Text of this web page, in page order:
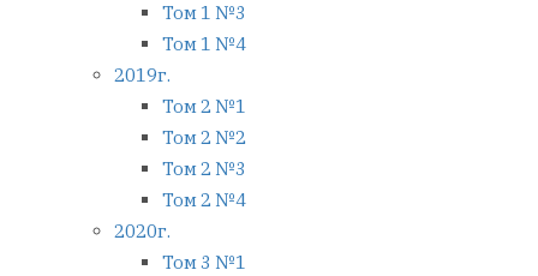
Том 1 №3
Том 1 №4
2019г.
Том 2 №1
Том 2 №2
Том 2 №3
Том 2 №4
2020г.
Том 3 №1